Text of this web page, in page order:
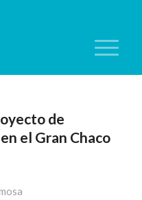
de
el Gran Chaco